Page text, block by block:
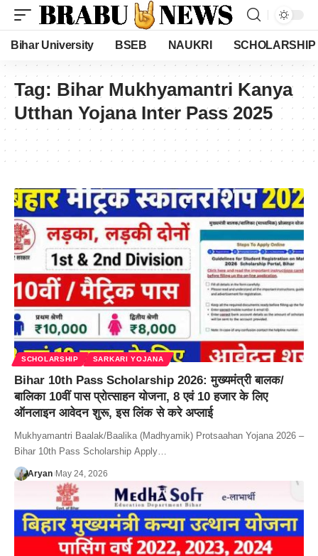
Bihar University BSEB NAUKRI SCHOLARSHIP
Tag: Bihar Mukhyamantri Kanya
Utthan Yojana Inter Pass 2025
SCHOLARSHIP SARKARI YOJANA
Bihar 10th Pass Scholarship 2026: मुख्यमंत्री बालक/
बालिका 10वीं पास प्रोत्साहन योजना, 8 एवं 10 हजार के लिए
ऑनलाइन आवेदन शुरू, इस लिंक से करे अप्लाई
Mukhyamantri Baalak/Baalika (Madhyamik) Protsaahan Yojana 2026 –
Bihar 10th Pass Scholarship Apply…
Aryan May 24, 2026